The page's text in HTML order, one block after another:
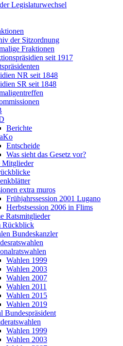
Legislaturwechsel
der Sitzordnung
Fraktionen
seit 1917
NR seit 1848
SR seit 1848
Berichte
Entscheide
Was sieht das Gesetz vor?
Mitglieder
extra muros
Frühjahrssession 2001 Lugano
Herbstsession 2006 in Flims
Ratsmitglieder
Rückblick
Bundeskanzler
Wahlen 1999
Wahlen 2003
Wahlen 2007
Wahlen 2011
Wahlen 2015
Wahlen 2019
Bundespräsident
Wahlen 1999
Wahlen 2003